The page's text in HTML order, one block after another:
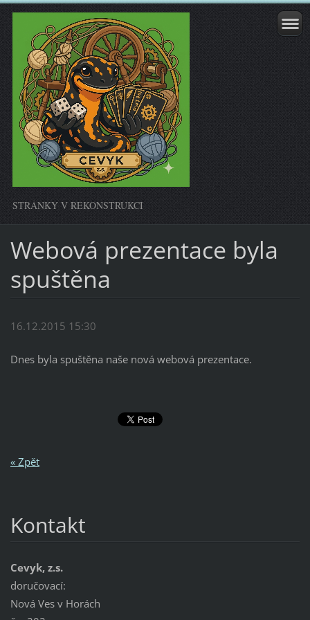
STRÁNKY V REKONSTRUKCI
Webová prezentace byla
spuštěna
16.12.2015 15:30
Dnes byla spuštěna naše nová webová prezentace.
« Zpět
Kontakt
Cevyk, z.s.
doručovací:
Nová Ves v Horách